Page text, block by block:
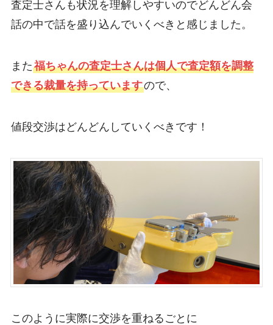
査定士さんも状況を理解しやすいのでどんどん会
話の中で話を盛り込んでいくべきと感じました。
また福ちゃんの査定士さんは個人で査定額を調整
できる裁量を持っていますので、
値段交渉はどんどんしていくべきです！
このように実際に交渉を重ねるごとに